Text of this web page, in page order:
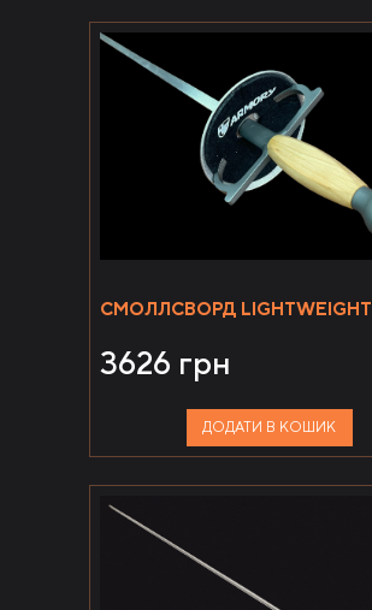
СМОЛЛСВОРД LIGHTWEIGHT
3626 грн
ДОДАТИ В КОШИК